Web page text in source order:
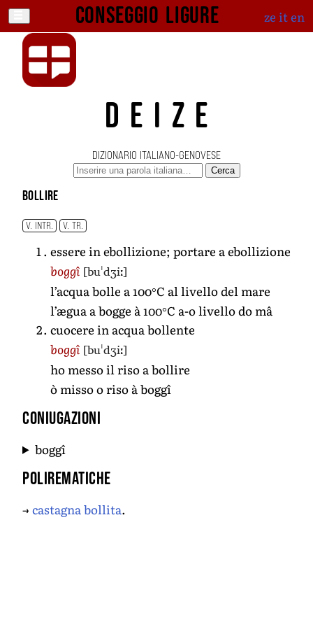
Conseggio ligure ze iten
DEIZE
DIZIONARIO ITALIANO-GENOVESE
Cerca
bollire
V. INTR. V. TR.
essere in ebollizione; portare a ebollizione
boggî [buˈdʒiː]
l’acqua bolle a 100°C al livello del mare
l’ægua a bogge à 100°C a-o livello do mâ
cuocere in acqua bollente
boggî [buˈdʒiː]
ho messo il riso a bollire
ò misso o riso à boggî
Coniugazioni
boggî
Polirematiche
→ castagna bollita.